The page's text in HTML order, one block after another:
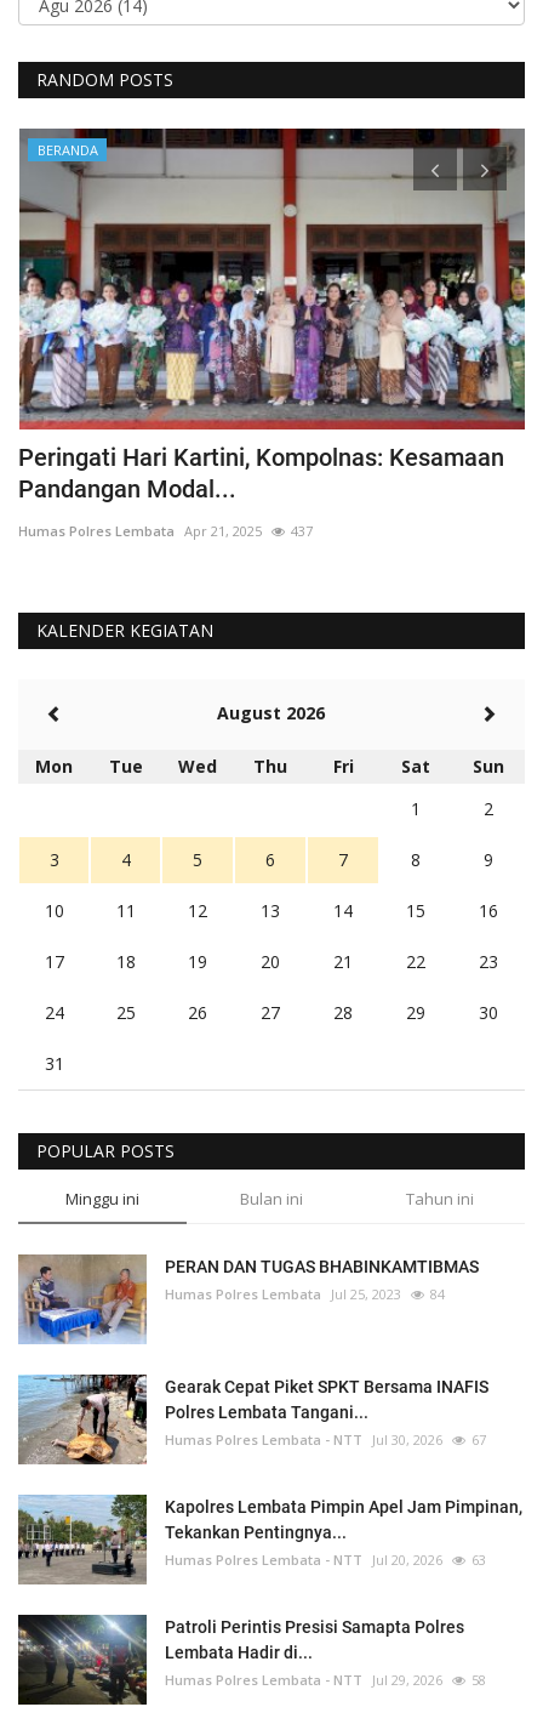
RANDOM POSTS
BERANDA
Peringati Hari Kartini, Kompolnas: Kesamaan
Pandangan Modal...
Humas Polres Lembata Apr 21, 2025 437
KALENDER KEGIATAN
August 2026
Mon Tue Wed Thu Fri Sat
Sun
1
2
3 4 5 6 7 8 9
10 11 12 13 14 15 16
17 18 19 20 21 22 23
24 25 26 27 28 29 30
31
POPULAR POSTS
Minggu ini Bulan ini Tahun ini
PERAN DAN TUGAS BHABINKAMTIBMAS
Humas Polres Lembata Jul 25, 2023 84
Gearak Cepat Piket SPKT Bersama INAFIS
Polres Lembata Tangani...
Humas Polres Lembata - NTT Jul 30, 2026 67
Kapolres Lembata Pimpin Apel Jam Pimpinan,
Tekankan Pentingnya...
Humas Polres Lembata - NTT Jul 20, 2026 63
Patroli Perintis Presisi Samapta Polres
Lembata Hadir di...
Humas Polres Lembata - NTT Jul 29, 2026 58